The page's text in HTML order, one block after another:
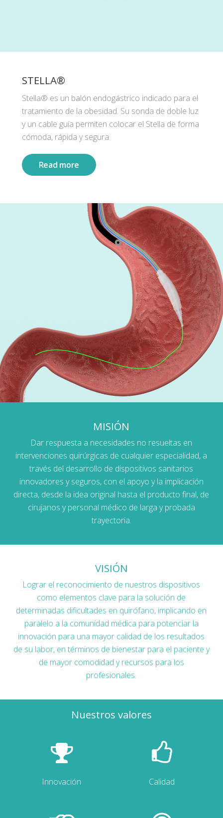
STELLA®
Stella® es un balón endogástrico indicado para el
tratamiento de la obesidad. Su sonda de doble luz
y un cable guía permiten colocar el Stella de forma
cómoda, rápida y segura.
Read more
MISIÓN
Dar respuesta a necesidades no resueltas en
intervenciones quirúrgicas de cualquier especialidad, a
través del desarrollo de dispositivos sanitarios
innovadores y seguros, con el apoyo y la implicación
directa, desde la idea original hasta el producto final, de
cirujanos y personal médico de larga y probada
trayectoria.
VISIÓN
Lograr el reconocimiento de nuestros dispositivos
como elementos clave para la solución de
determinadas dificultades en quirófano, implicando en
paralelo a la comunidad médica para potenciar la
innovación para una mayor calidad de los resultados
de su labor, en términos de bienestar para el paciente y
de mayor comodidad y recursos para los
profesionales.
Nuestros valores
Innovación Calidad